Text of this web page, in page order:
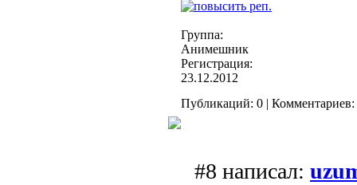
Группа:
Анимешник
Регистрация:
23.12.2012
Публикаций: 0 | Комментариев:
#8 написал: